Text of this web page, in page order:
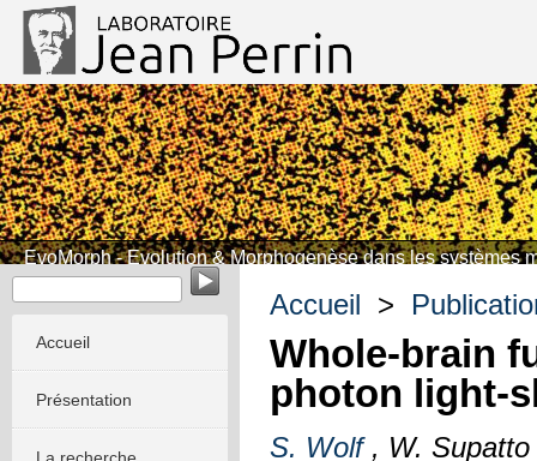
EvoMorph - Evolution & Morphogenèse dans les systèmes
Accueil
Présentation
Accueil >
Whole-brain
photon light-
S. Wolf, W.